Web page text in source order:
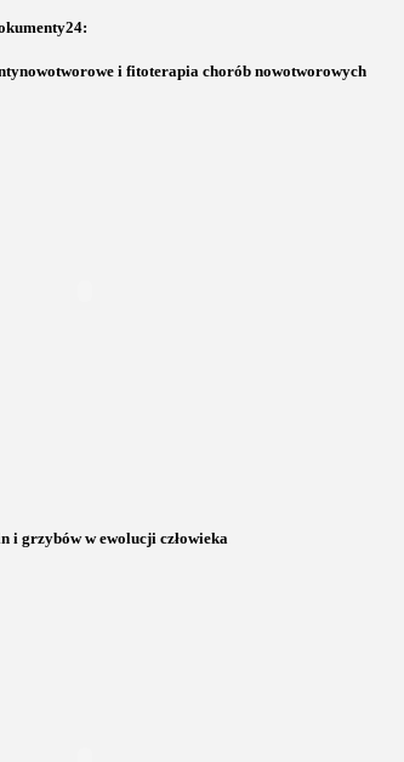
i fitoterapia chorób nowotworowych
i grzybów w ewolucji człowieka